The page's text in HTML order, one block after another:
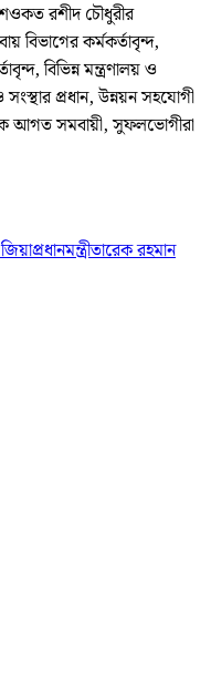
শওকত রশীদ চৌধুরীর
বিভাগের কর্মকর্তাবৃন্দ,
বিভিন্ন মন্ত্রণালয় ও
সংস্থার প্রধান, উন্নয়ন সহযোগী
থেকে আগত সমবায়ী, সুফলভোগীরা
প্রধানমন্ত্রীতারেক রহমান